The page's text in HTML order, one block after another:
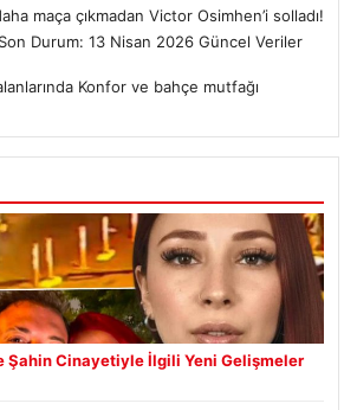
maça çıkmadan Victor Osimhen’i solladı!
Durum: 13 Nisan 2026 Güncel Veriler
Konfor ve bahçe mutfağı
Şahin Cinayetiyle İlgili Yeni Gelişmeler